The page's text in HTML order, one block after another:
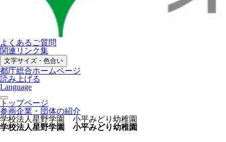
よくあるご質問
関連リンク集
文字サイズ・色合い
都庁総合ホームページ
読み上げる
Language
トップページ
参画企業・団体の紹介
学校法人星野学園 小平みどり幼稚園
学校法人星野学園 小平みどり幼稚園